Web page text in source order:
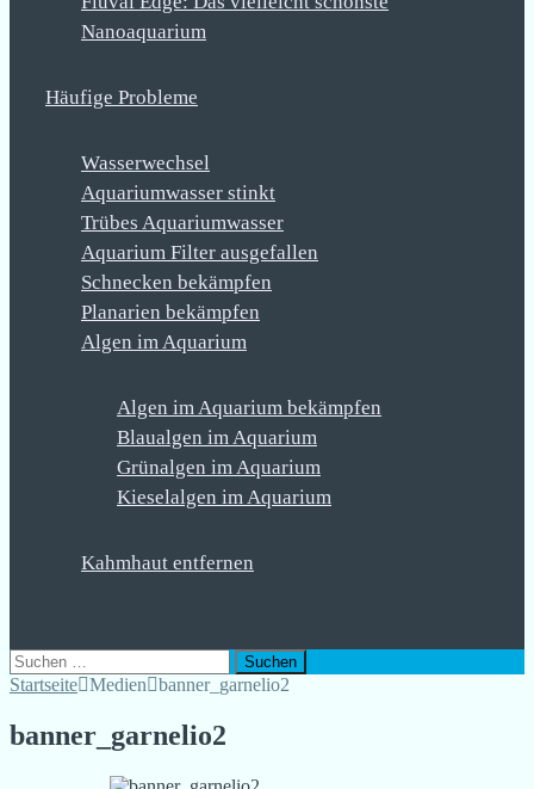
Nanoaquarium
Häufige Probleme
Wasserwechsel
Aquariumwasser stinkt
Trübes Aquariumwasser
Aquarium Filter ausgefallen
Schnecken bekämpfen
Planarien bekämpfen
Algen im Aquarium
Algen im Aquarium bekämpfen
Blaualgen im Aquarium
Grünalgen im Aquarium
Kieselalgen im Aquarium
Kahmhaut entfernen
Suchen
nach:
Startseite Medien banner_garnelio2
banner_garnelio2